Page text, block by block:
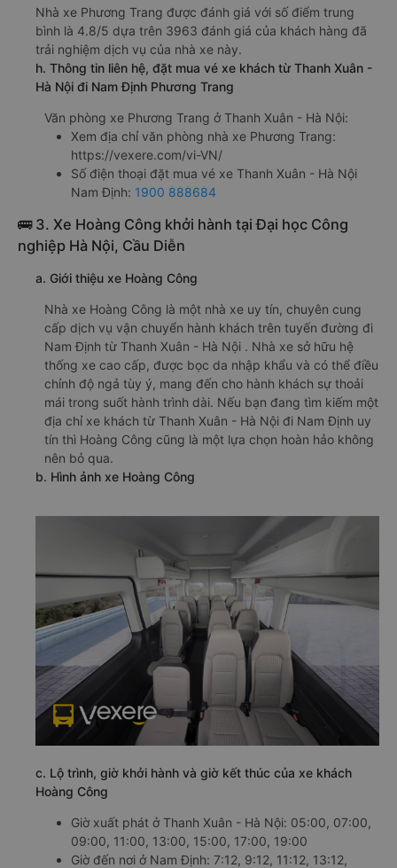
Nhà xe Phương Trang được đánh giá với số điểm trung
bình là 4.8/5 dựa trên 3963 đánh giá của khách hàng đã
trải nghiệm dịch vụ của nhà xe này.
h. Thông tin liên hệ, đặt mua vé xe khách từ Thanh Xuân -
Hà Nội đi Nam Định Phương Trang
Văn phòng xe Phương Trang ở Thanh Xuân - Hà Nội:
Xem địa chỉ văn phòng nhà xe Phương Trang:
https://vexere.com/vi-VN/
Số điện thoại đặt mua vé xe Thanh Xuân - Hà Nội
Nam Định: 1900 888684
🚌 3. Xe Hoàng Công khởi hành tại Đại học Công
nghiệp Hà Nội, Cầu Diễn
a. Giới thiệu xe Hoàng Công
Nhà xe Hoàng Công là một nhà xe uy tín, chuyên cung
cấp dịch vụ vận chuyển hành khách trên tuyến đường đi
Nam Định từ Thanh Xuân - Hà Nội . Nhà xe sở hữu hệ
thống xe cao cấp, được bọc da nhập khẩu và có thể điều
chỉnh độ ngả tùy ý, mang đến cho hành khách sự thoải
mái trong suốt hành trình dài. Nếu bạn đang tìm kiếm một
địa chỉ xe khách từ Thanh Xuân - Hà Nội đi Nam Định uy
tín thì Hoàng Công cũng là một lựa chọn hoàn hảo không
nên bỏ qua.
b. Hình ảnh xe Hoàng Công
c. Lộ trình, giờ khởi hành và giờ kết thúc của xe khách
Hoàng Công
Giờ xuất phát ở Thanh Xuân - Hà Nội: 05:00, 07:00,
09:00, 11:00, 13:00, 15:00, 17:00, 19:00
Giờ đến nơi ở Nam Định: 7:12, 9:12, 11:12, 13:12,